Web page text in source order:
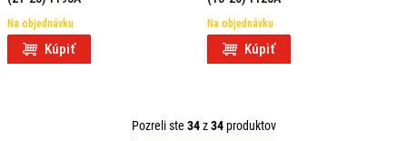
Na objednávku
Kúpiť
Na objednávku
Kúpiť
Pozreli ste 34z34produktov